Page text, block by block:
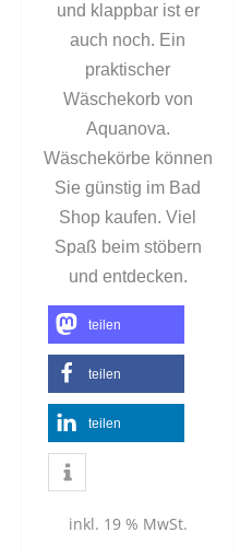
und klappbar ist er
auch noch. Ein
praktischer
Wäschekorb von
Aquanova.
Wäschekörbe können
Sie günstig im Bad
Shop kaufen. Viel
Spaß beim stöbern
und entdecken.
teilen
teilen
teilen
inkl. 19 % MwSt.